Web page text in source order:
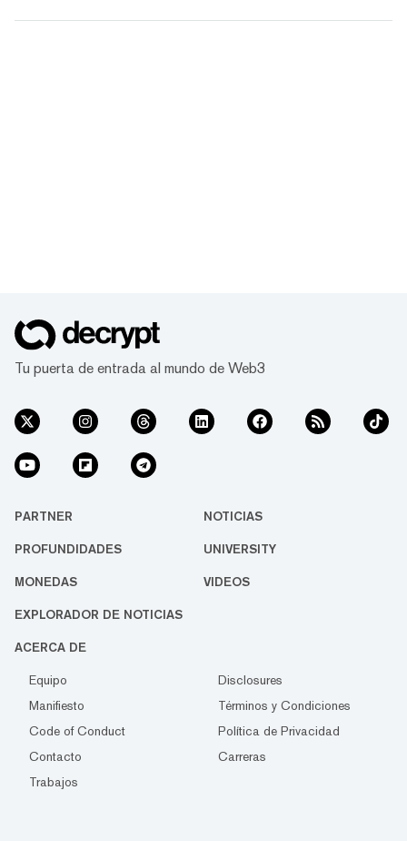
Tu puerta de entrada al mundo de Web3
PARTNER NOTICIAS
PROFUNDIDADES UNIVERSITY
MONEDAS VIDEOS
EXPLORADOR DE NOTICIAS
ACERCA DE
Equipo
Disclosures
Manifiesto
Términos y Condiciones
Code of Conduct
Política de Privacidad
Contacto
Carreras
Trabajos